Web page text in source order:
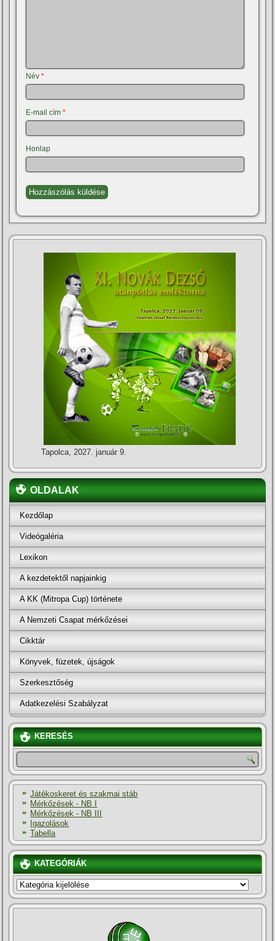
Név*
E-mail cím*
Honlap
Tapolca, 2027. január 9.
OLDALAK
Kezdőlap
Videógaléria
Lexikon
A kezdetektől napjainkig
A KK (Mitropa Cup) története
A Nemzeti Csapat mérkőzései
Cikktár
Könyvek, füzetek, újságok
Szerkesztőség
Adatkezelési Szabályzat
KERESÉS
Játékoskeret és szakmai stáb
Mérkőzések - NB I
Mérkőzések - NB III
Igazolások
Tabella
KATEGÓRIÁK
KATEGÓRIÁK